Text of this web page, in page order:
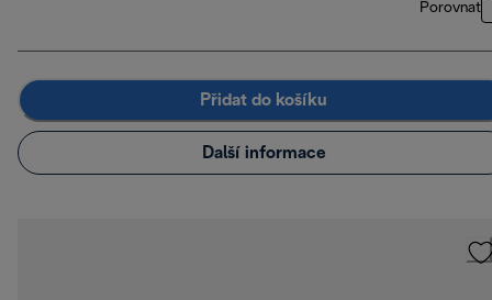
Porovnat
Přidat do košíku
Další informace